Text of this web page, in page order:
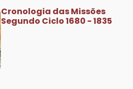
Cronologia das Missões
Segundo Ciclo 1680 - 1835